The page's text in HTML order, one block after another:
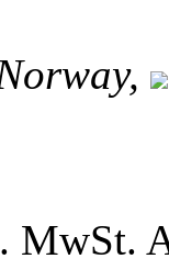
MwSt.